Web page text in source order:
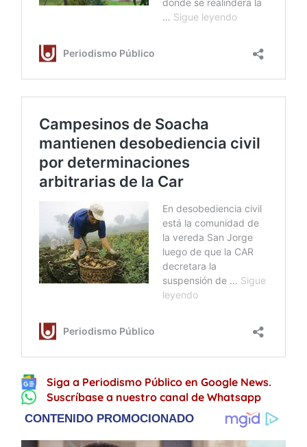
Siga a Periodismo Público en Google News.
Suscríbase a nuestro canal de Whatsapp